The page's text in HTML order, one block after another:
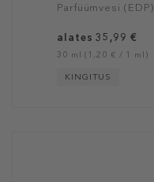
Parfüümvesi (EDP)
alates 35,99 €
30 ml (1,20 € / 1 ml)
KINGITUS